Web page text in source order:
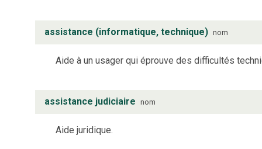
assistance (informatique, technique) nom
Aide à un usager qui éprouve des difficultés
assistance judiciaire nom
Aide juridique.